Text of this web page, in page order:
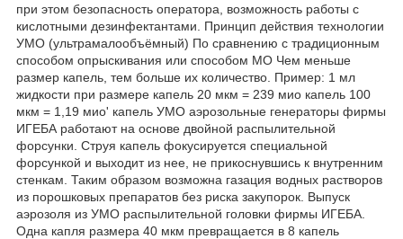
при этом безопасность оператора, возможность работы с
кислотными дезинфектантами. Принцип действия технологии
УМО (ультрамалообъёмный) По сравнению с традиционным
способом опрыскивания или способом МО Чем меньше
размер капель, тем больше их количество. Пример: 1 мл
жидкости при размере капель 20 мкм = 239 мио капель 100
мкм = 1,19 мио' капель УМО аэрозольные генераторы фирмы
ИГЕБА работают на основе двойной распылительной
форсунки. Струя капель фокусируется специальной
форсункой и выходит из нее, не прикоснувшись к внутренним
стенкам. Таким образом возможна газация водных растворов
из порошковых препаратов без риска закупорок. Выпуск
аэрозоля из УМО распылительной головки фирмы ИГЕБА.
Одна капля размера 40 мкм превращается в 8 капель